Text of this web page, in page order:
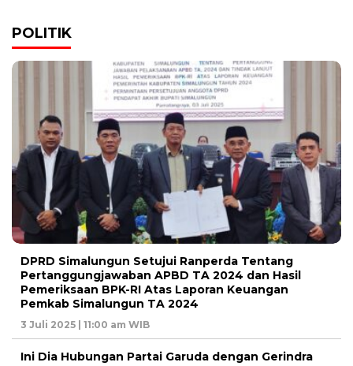
POLITIK
DPRD Simalungun Setujui Ranperda Tentang
Pertanggungjawaban APBD TA 2024 dan Hasil
Pemeriksaan BPK-RI Atas Laporan Keuangan
Pemkab Simalungun TA 2024
3 Juli 2025 | 11:00 am WIB
Ini Dia Hubungan Partai Garuda dengan Gerindra